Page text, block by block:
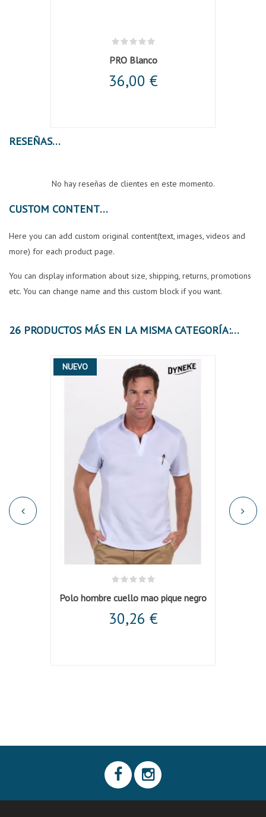
PRO Blanco
36,00 €
RESEÑAS
No hay reseñas de clientes en este momento.
CUSTOM CONTENT
Here you can add custom original content(text, images, videos and
more) for each product page.
You can display information about size, shipping, returns, promotions
etc. You can change name and this custom block if you want.
26 PRODUCTOS MÁS EN LA MISMA CATEGORÍA:
NUEVO
Polo hombre cuello mao pique negro
30,26 €